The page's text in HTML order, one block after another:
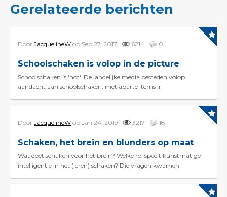
Gerelateerde berichten
Door JacquelineW op Sep 27, 2017 6214 0
Schoolschaken is volop in de picture
Schoolschaken is 'hot'. De landelijke media besteden volop
aandacht aan schoolschaken, met aparte items in
Door JacquelineW op Jan 24, 2019 3217 18
Schaken, het brein en blunders op maat
Wat doet schaken voor het brein? Welke rol speelt kunstmatige
intelligentie in het (leren) schaken? Die vragen kwamen